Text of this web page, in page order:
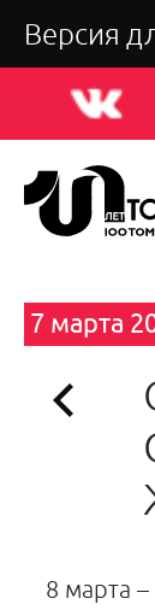
Версия
7 марта
8 марта